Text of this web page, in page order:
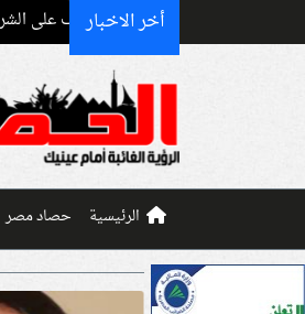
أخر الاخبار
الرئيسية حصاد مصر